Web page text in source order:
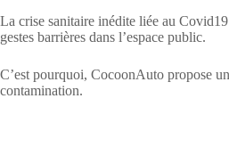
La crise sanitaire inédite liée au
gestes barrières dans l’espace public.
C’est pourquoi, CocoonAuto propose
contamination.